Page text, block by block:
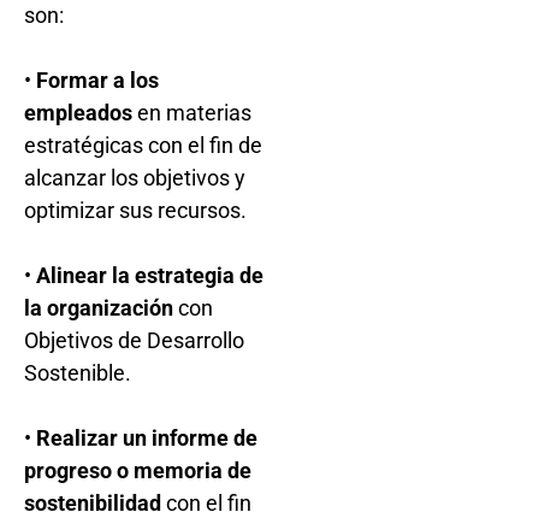
son:
• Formar a los
empleadosen materias
estratégicas con el fin de
alcanzar los objetivos y
optimizar sus recursos.
• Alinear la estrategia de
la organizacióncon
Objetivos de Desarrollo
Sostenible.
• Realizar un informe de
progreso o memoria de
sostenibilidad con el fin